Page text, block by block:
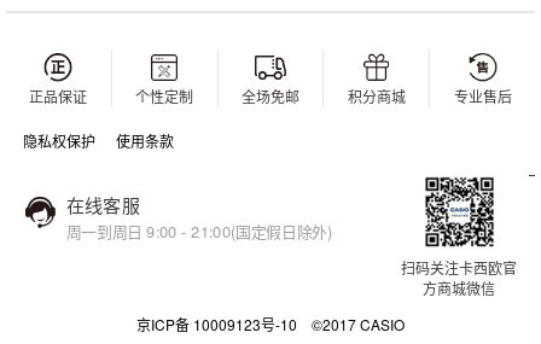
正品保证 个性定制 全场免邮 积分商城 专业售后
隐私权保护 使用条款
在线客服
周一到周日 9:00 - 21:00(国定假日除外)
扫码关注卡西欧官
方商城微信
京ICP备 10009123号-10 ©2017 CASIO